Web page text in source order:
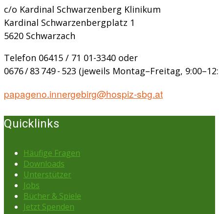
c/o Kardinal Schwarzenberg Klinikum
Kardinal Schwarzenbergplatz 1
5620 Schwarzach
Telefon 06415 / 71 01-3340 oder
0676 / 83 749 - 523 (jeweils Montag–Freitag,
papageno.innergebirg@hospiz-sbg.at
Quicklinks
Häufige Fragen
Downloads
Unterstützer
Jobs
Bücher & Spiele
Jetzt Spenden